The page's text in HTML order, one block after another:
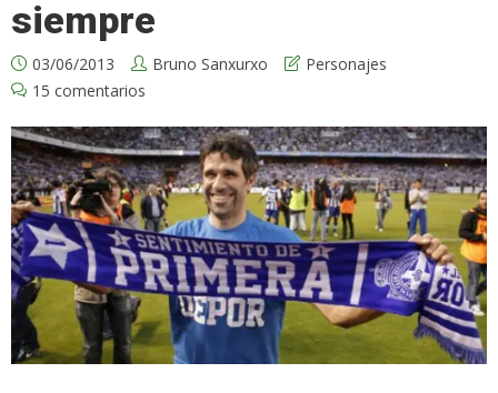
siempre
03/06/2013 Bruno Sanxurxo
Personajes
15 comentarios